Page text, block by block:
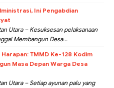
Ini Pengabdian
Utara – Kesuksesan pelaksanaan
Membangun Desa...
Harapan: TMMD Ke-128 Kodim
Masa Depan Warga Desa
Utara – Setiap ayunan palu yang